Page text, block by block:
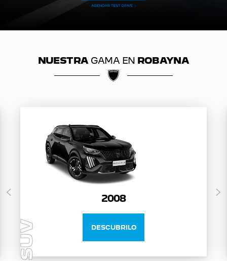
NUESTRA GAMA EN ROBAYNA
SUV
2008
DESCUBRILO